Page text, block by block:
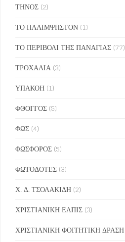
ΤΗΝΟΣ (2)
ΤΟ ΠΑΛΙΜΨΗΣΤΟΝ (1)
ΤΟ ΠΕΡΙΒΟΛΙ ΤΗΣ ΠΑΝΑΓΙΑΣ (77)
ΤΡΟΧΑΛΙΑ (3)
ΥΠΑΚΟΗ (1)
ΦΘΟΓΓΟΣ (5)
ΦΩΣ (4)
ΦΩΣΦΟΡΟΣ (5)
ΦΩΤΟΔΟΤΕΣ (3)
Χ. Δ. ΤΣΟΛΑΚΙΔΗ (2)
ΧΡΙΣΤΙΑΝΙΚΗ ΕΛΠΙΣ (3)
ΧΡΙΣΤΙΑΝΙΚΗ ΦΟΙΤΗΤΙΚΗ ΔΡΑΣΗ